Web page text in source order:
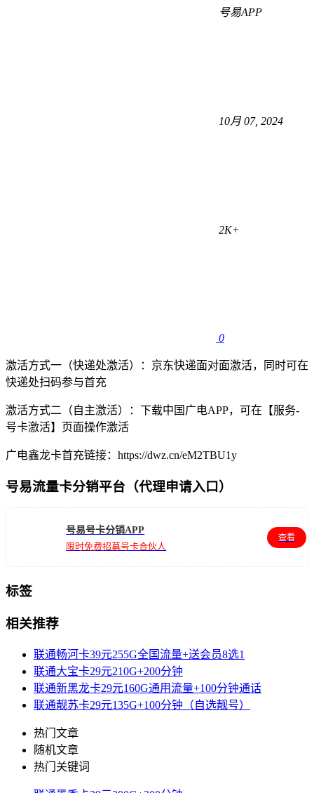
号易APP
10月 07, 2024
2K+
0
激活方式一（快递处激活）：京东快递面对面激活，同时可在
快递处扫码参与首充
激活方式二（自主激活）：下载中国广电APP，可在【服务-
号卡激活】页面操作激活
广电鑫龙卡首充链接：https://dwz.cn/eM2TBU1y
号易流量卡分销平台（代理申请入口）
号易号卡分销APP
限时免费招募号卡合伙人
查看
标签
相关推荐
联通畅河卡39元255G全国流量+送会员8选1
联通大宝卡29元210G+200分钟
联通新黑龙卡29元160G通用流量+100分钟通话
联通靓苏卡29元135G+100分钟（自选靓号）
热门文章
随机文章
热门关键词